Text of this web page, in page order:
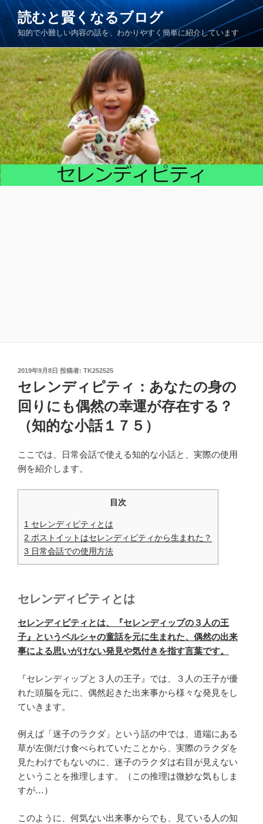
コ
テ
ン
ツ
へ
ス
キ
ッ
プ
読むと賢くなるブログ
知的で小難しい内容の話を、わかりやすく簡単に紹介しています
投
稿
日:
2019年9月8日 投稿者: TK252525
セレンディピティ：あなたの身の
回りにも偶然の幸運が存在する？
（知的な小話１７５）
ここでは、日常会話で使える知的な小話と、実際の使用
例を紹介します。
目次
1 セレンディピティとは
2 ポストイットはセレンディピティから生まれた？
3 日常会話での使用方法
セレンディピティとは
セレンディピティとは、『セレンディップの３人の王
子』というペルシャの童話を元に生まれた、偶然の出来
事による思いがけない発見や気付きを指す言葉です。
『セレンディップと３人の王子』では、３人の王子が優
れた頭脳を元に、偶然起きた出来事から様々な発見をし
ていきます。
例えば「迷子のラクダ」という話の中では、道端にある
草が左側だけ食べられていたことから、実際のラクダを
見たわけでもないのに、迷子のラクダは右目が見えない
ということを推理します。（この推理は微妙な気もしま
すが…）
このように、何気ない出来事からでも、見ている人の知